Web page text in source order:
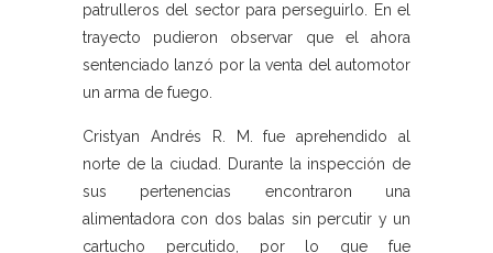
patrulleros del sector para perseguirlo. En el
trayecto pudieron observar que el ahora
sentenciado lanzó por la venta del automotor
un arma de fuego.
Cristyan Andrés R. M. fue aprehendido al
norte de la ciudad. Durante la inspección de
sus pertenencias encontraron una
alimentadora con dos balas sin percutir y un
cartucho percutido, por lo que fue